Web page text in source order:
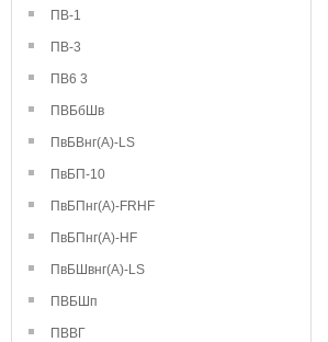
ПВ-1
ПВ-3
ПВ6 3
ПВБбШв
ПвБВнг(А)-LS
ПвБП-10
ПвБПнг(А)-FRHF
ПвБПнг(А)-HF
ПвБШвнг(А)-LS
ПВБШп
ПВВГ